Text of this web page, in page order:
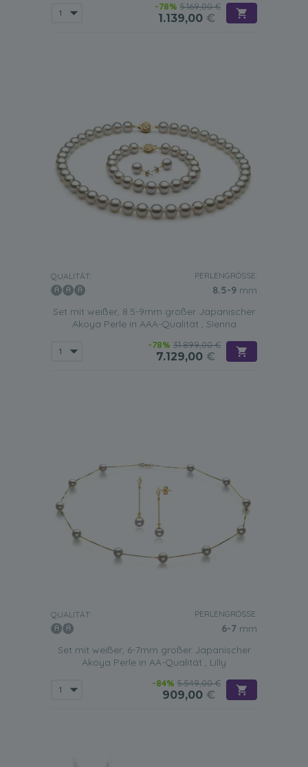
-78% 5.169,00 €
1.139,00 €
QUALITÄT: PERLENGRÖSSE:
8.5-9 mm
Set mit weißer, 8.5-9mm großer Japanischer
Akoya Perle in AAA-Qualität , Sienna
-78% 31.899,00 €
7.129,00 €
QUALITÄT: PERLENGRÖSSE:
6-7 mm
Set mit weißer, 6-7mm großer Japanischer
Akoya Perle in AA-Qualität , Lilly
-84% 5.549,00 €
909,00 €